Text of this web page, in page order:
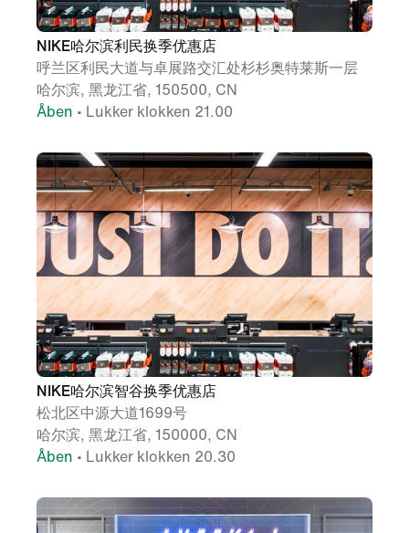
NIKE哈尔滨利民换季优惠店
呼兰区利民大道与卓展路交汇处杉杉奥特莱斯一层
哈尔滨, 黑龙江省, 150500, CN
Åben • Lukker klokken 21.00
NIKE哈尔滨智谷换季优惠店
松北区中源大道1699号
哈尔滨, 黑龙江省, 150000, CN
Åben • Lukker klokken 20.30